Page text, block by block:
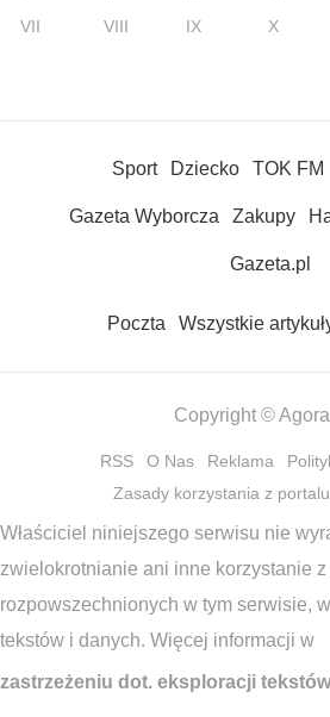
VII
VIII IX X
Sport Dziecko TOK FM
Gazeta Wyborcza Zakupy
Gazeta.pl
Poczta Wszystkie
Copyright ©
RSS O Nas Reklama
Zasady korzystania z portalu
Właściciel niniejszego serwisu nie
zwielokrotnianie ani inne korzystanie
rozpowszechnionych w tym serwisie,
tekstów i danych. Więcej informacji w
zastrzeżeniu dot. eksploracji